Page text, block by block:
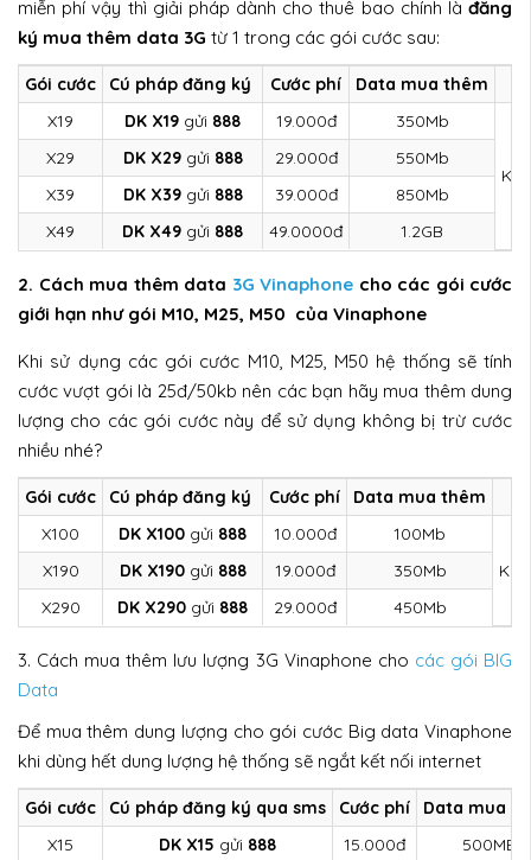
miễn phí vậy thì giải pháp dành cho thuê bao chính là đăng
ký mua thêm data 3G từ 1 trong các gói cước sau:
Gói cước Cú pháp đăng ký Cước phí
Data mua thêm
X19
DK X19 gửi 888 19.000đ 350Mb
X29 DK X29gửi 888 29.000đ
550Mb
X39
DK X39 gửi 888 39.000đ
850Mb
X49
DK X49 gửi 888 49.0000đ 1.2GB
2. Cách mua thêm data 3G Vinaphone cho các gói cước
giới hạn như gói M10, M25, M50 của Vinaphone
Khi sử dụng các gói cước M10, M25, M50 hệ thống sẽ tính
cước vượt gói là 25đ/50kb nên các bạn hãy mua thêm dung
lượng cho các gói cước này để sử dụng không bị trừ cước
nhiều nhé?
Gói cước Cú pháp đăng ký Cước phí
Data mua thêm
X100
DK X100 gửi 888 10.000đ
100Mb
X190 DK X190gửi 888 19.000đ
350Mb
X290
DK X290 gửi 888 29.000đ 450Mb
3. Cách mua thêm lưu lượng 3G Vinaphone cho các gói BIG
Data
Để mua thêm dung lượng cho gói cước Big data Vinaphone
khi dùng hết dung lượng hệ thống sẽ ngắt kết nối internet
Gói cước Cú pháp đăng ký qua sms Cước phí
Data mua
X15
DK X15 gửi 888 15.000đ
500MB